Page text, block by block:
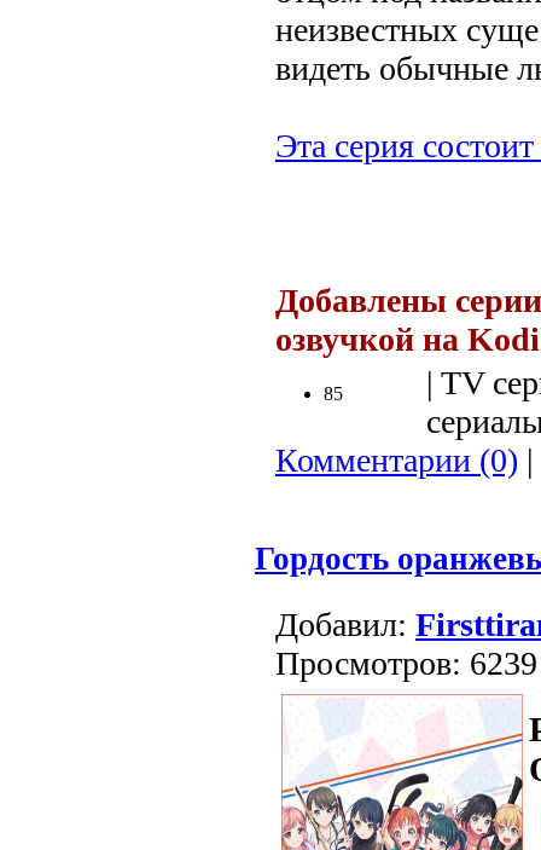
неизвестных
видеть обычные
Эта серия
Добавлены
озвучкой на
85
| TV
Комментарии (0) |
Гордость
Добавил:
Просмотров: 6239